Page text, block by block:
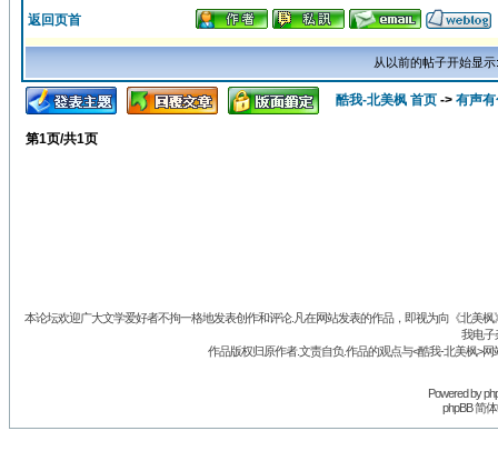
返回页首
从以前的帖子开始显
酷我-北美枫 首页 -> 有声
第1页/共1页
本论坛欢迎广大文学爱好者不拘一格地发表创作和评论.凡在网站发表的作品，即视为向《北美
我电子
作品版权归原作者.文责自负.作品的观点与<酷我-北美枫>
Powered by
phpBB 简